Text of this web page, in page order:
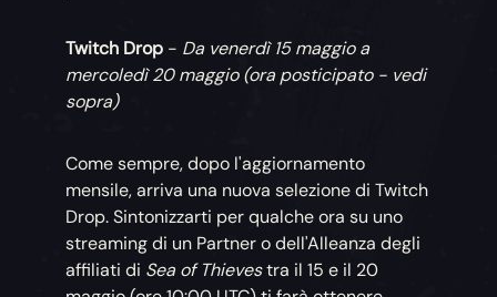
Twitch Drop - Da venerdì 15 maggio a
mercoledì 20 maggio (ora posticipato - vedi
sopra)
Come sempre, dopo l'aggiornamento
mensile, arriva una nuova selezione di Twitch
Drop. Sintonizzarti per qualche ora su uno
streaming di un Partner o dell'Alleanza degli
affiliati di Sea of Thievestra il 15 e il 20